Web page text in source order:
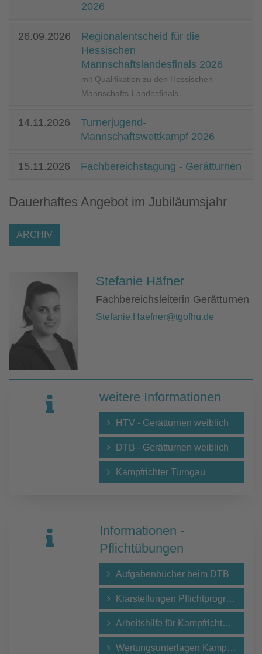
2026
26.09.2026
Regionalentscheid für die
Hessischen
Mannschaftslandesfinals 2026
mit Qualifikation zu den Hessischen
Mannschafts-Landesfinals
14.11.2026
Turnerjugend-
Mannschaftswettkampf 2026
15.11.2026 Fachbereichstagung - Gerätturnen
Dauerhaftes Angebot im Jubiläumsjahr
ARCHIV
Stefanie Häfner
Fachbereichsleiterin Gerätturnen
Stefanie.Haefner@tgofhu.de
weitere Informationen
HTV - Gerätturnen weiblich
DTB - Gerätturnen weiblich
Kampfrichter Turngau
Informationen -
Pflichtübungen
Aufgabenbücher beim DTB
Klarstellungen Pflichtprogramm
Arbeitshilfe für KampfrichterInnen
Wertungsunterlagen Kampfrichter